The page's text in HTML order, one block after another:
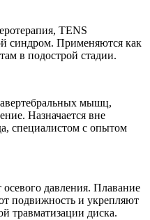
TENS
синдром. Применяются как
в подострой стадии.
мышц,
Назначается вне
специалистом с опытом
давления. Плавание
подвижность и укрепляют
травматизации диска.